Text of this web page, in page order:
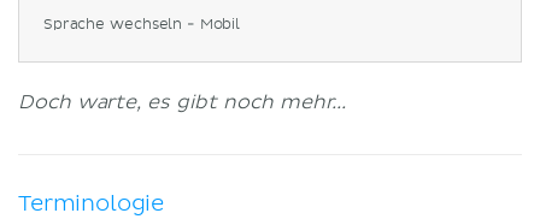
Sprache wechseln - Mobil
Doch warte, es gibt noch mehr...
Terminologie